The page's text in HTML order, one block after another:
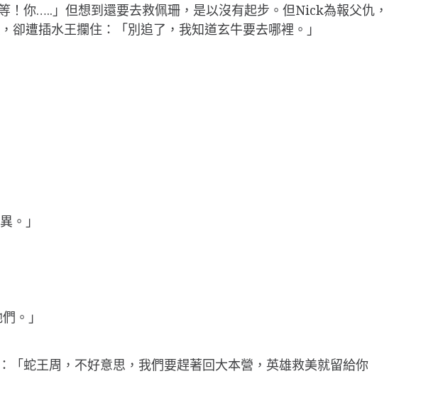
你…..」但想到還要去救佩珊，是以沒有起步。但Nick為報父仇，
遭插水王攔住：「別追了，我知道玄牛要去哪裡。」
。」
。」
蛇王周，不好意思，我們要趕著回大本營，英雄救美就留給你